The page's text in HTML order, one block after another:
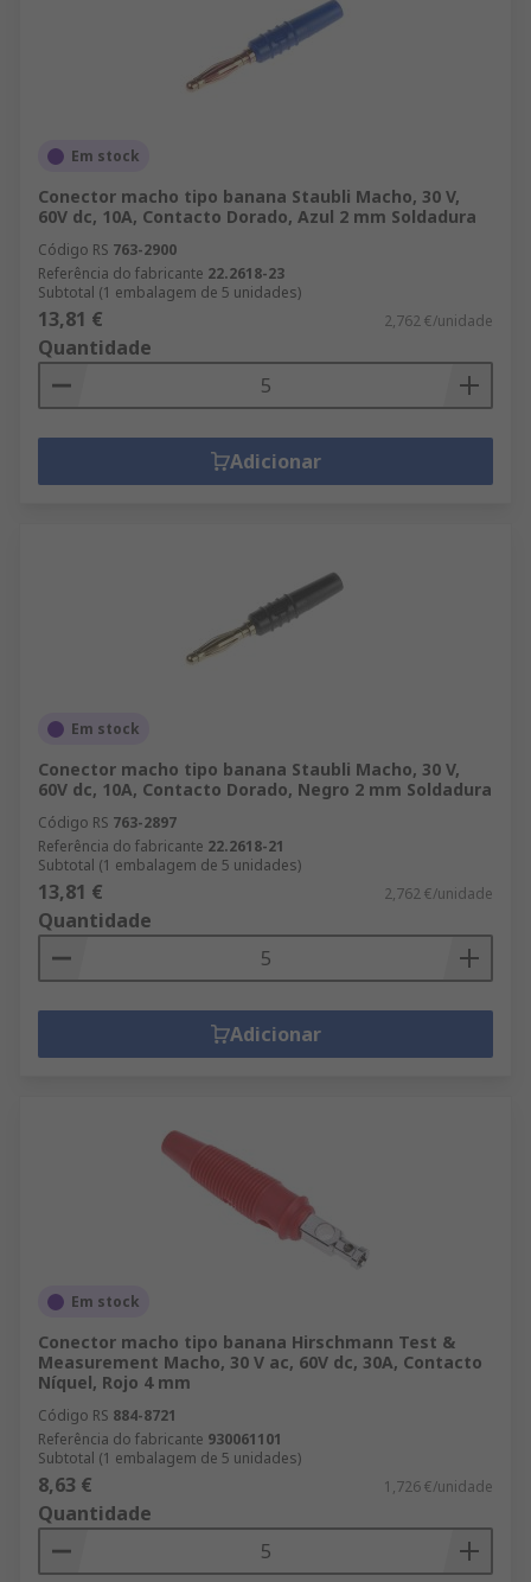
Em stock
Conector macho tipo banana Staubli Macho, 30 V,
60V dc, 10A, Contacto Dorado, Azul 2 mm Soldadura
Código RS 763-2900
Referência do fabricante 22.2618-23
Subtotal (1 embalagem de 5 unidades)
13,81 € 2,762 €/unidade
Quantidade
Adicionar
Em stock
Conector macho tipo banana Staubli Macho, 30 V,
60V dc, 10A, Contacto Dorado, Negro 2 mm Soldadura
Código RS 763-2897
Referência do fabricante 22.2618-21
Subtotal (1 embalagem de 5 unidades)
13,81 € 2,762 €/unidade
Quantidade
Adicionar
Em stock
Conector macho tipo banana Hirschmann Test &
Measurement Macho, 30 V ac, 60V dc, 30A, Contacto
Níquel, Rojo 4 mm
Código RS 884-8721
Referência do fabricante 930061101
Subtotal (1 embalagem de 5 unidades)
8,63 € 1,726 €/unidade
Quantidade